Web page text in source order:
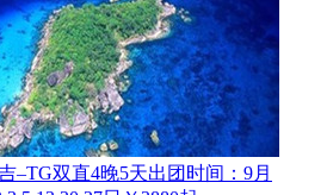
–TG双直4晚5天出团时间：9月